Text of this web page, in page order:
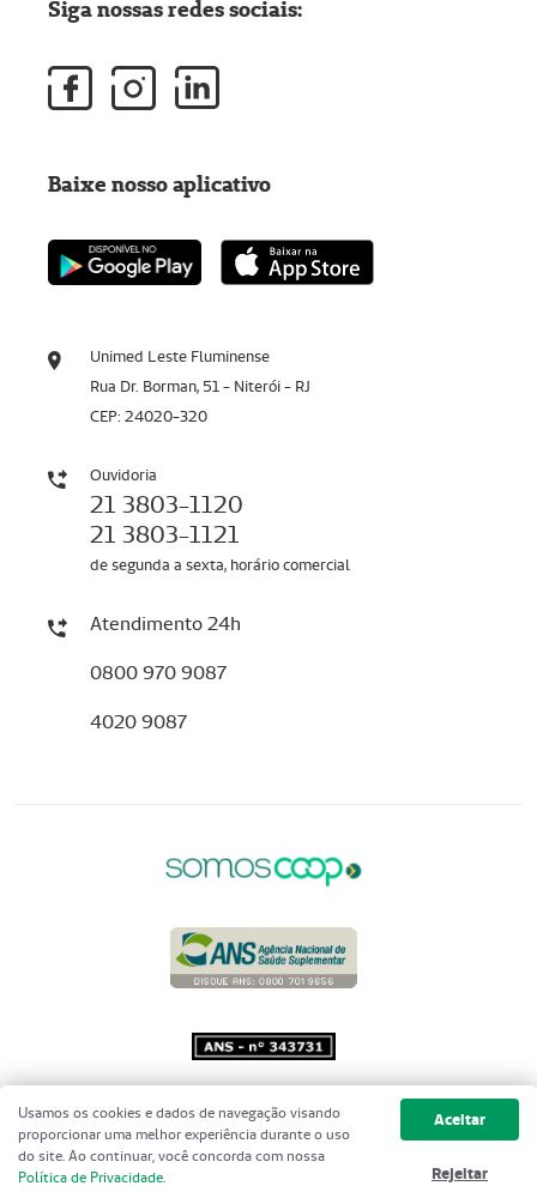
Unimed Leste Fluminense
Rua Dr. Borman, 51 - Niterói - RJ
CEP: 24020-320
Ouvidoria
21 3803-1120
21 3803-1121
de segunda a sexta, horário comercial
Atendimento 24h
0800 970 9087
4020 9087
Siga nossas redes sociais:
Baixe nosso aplicativo
Copyright 2001 - 2026 Unimed do
Brasil - Todos os direitos reservados
Usamos os cookies e dados de navegação visando
proporcionar uma melhor experiência durante o uso
do site. Ao continuar, você concorda com nossa
Política de Privacidade.
Aceitar
Rejeitar